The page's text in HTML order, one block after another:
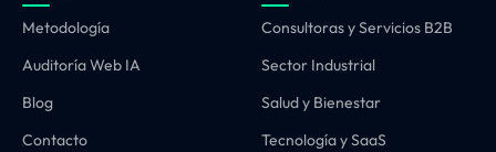
Metodología
Auditoría Web IA
Blog
Contacto
Consultoras y Servicios B2B
Sector Industrial
Salud y Bienestar
Tecnología y SaaS